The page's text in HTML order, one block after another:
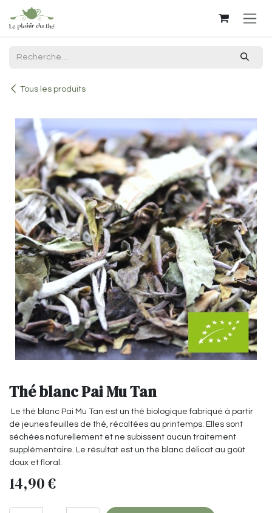
Se rendre au contenu
Tous les produits
Thé blanc Pai Mu Tan
Le thé blanc Pai Mu Tan est un thé biologique fabriqué à partir
de jeunes feuilles de thé, récoltées au printemps. Elles sont
séchées naturellement et ne subissent aucun traitement
supplémentaire. Le résultat est un thé blanc délicat au goût
doux et floral.
14,90€